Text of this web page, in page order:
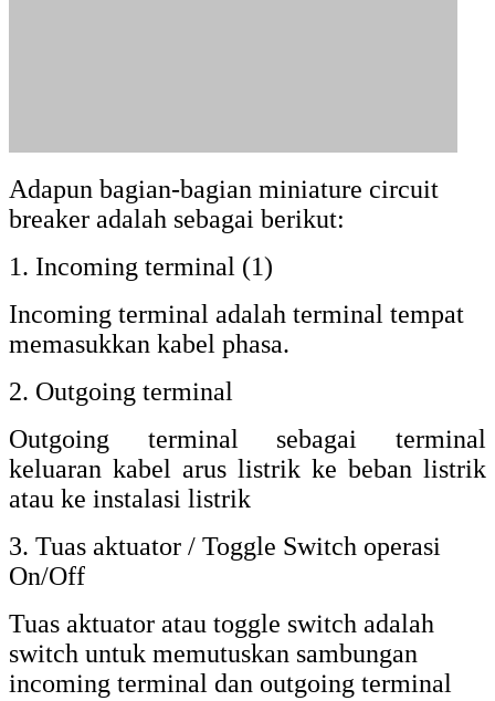
Adapun bagian-bagian miniature circuit
breaker adalah sebagai berikut:
1. Incoming terminal (1)
Incoming terminal adalah terminal tempat
memasukkan kabel phasa.
2. Outgoing terminal
Outgoing terminal sebagai terminal
keluaran kabel arus listrik ke beban listrik
atau ke instalasi listrik
3. Tuas aktuator / Toggle Switch operasi
On/Off
Tuas aktuator atau toggle switch adalah
switch untuk memutuskan sambungan
incoming terminal dan outgoing terminal